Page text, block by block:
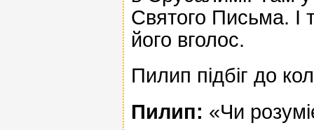
Святого Письма. І
його вголос.
Пилип підбіг до
Пилип: «Чи